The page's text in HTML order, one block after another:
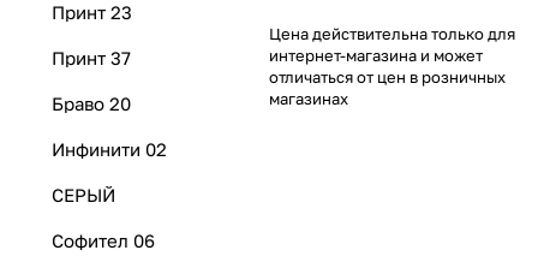
Принт 23
Принт 37
Браво 20
Инфинити 02
СЕРЫЙ
Софител 06
Цена действительна только для
интернет-магазина и может
отличаться от цен в розничных
магазинах